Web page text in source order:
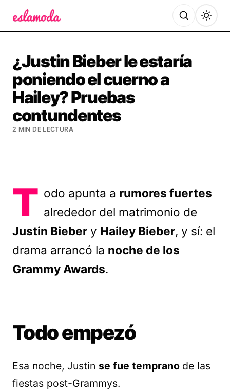
¿Justin Bieber le estaría
poniendo el cuerno a
Hailey? Pruebas
contundentes
2 MIN DE LECTURA
T odo apunta a rumores fuertes
alrededor del matrimonio de
Justin Bieber y Hailey Bieber, y sí: el
drama arrancó la noche de los
Grammy Awards.
Todo empezó
Esa noche, Justin se fue temprano de las
fiestas post-Grammys.